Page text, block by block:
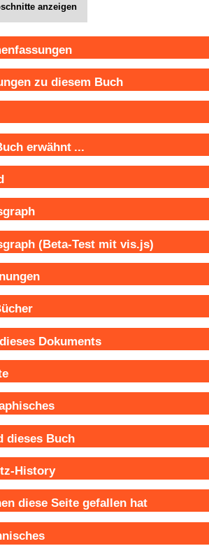
anzeigen
zu diesem Buch
erwähnt ...
(Beta-Test mit vis.js)
Dokuments
dieses Buch
History
diese Seite gefallen hat